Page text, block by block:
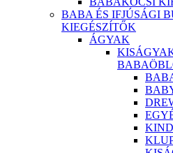
BABA ÉS IFJÚSÁGI
KIEGÉSZÍTŐK
ÁGYAK